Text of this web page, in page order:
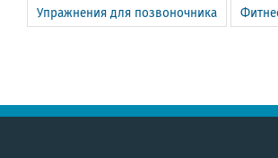
Упражнения для позвоночника